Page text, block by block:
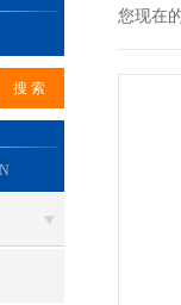
您现在